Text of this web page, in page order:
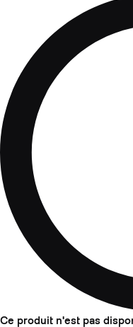
Ce produit n'est pas